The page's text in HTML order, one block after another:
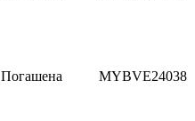
Погашена